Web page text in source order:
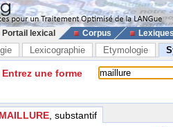
Portail lexical Corpus
Lexicographie Etymologie
Entrez une forme
MAILLURE , substantif